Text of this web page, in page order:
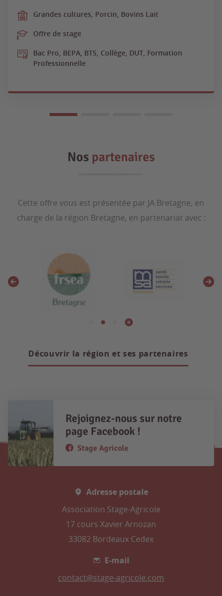
Grandes cultures, Porcin, Bovins Lait
Offre de stage
Bac Pro, BEPA, BTS, Collège, DUT, Formation
Professionnelle
Nos partenaires
Cette offre vous est présentée par JA Bretagne, en
charge de la région Bretagne, en partenariat avec :
Découvrir la région et ses partenaires
Rejoignez-nous sur notre
page Facebook !
Stage Agricole
Adresse postale
Association Stage-Agricole
17 cours Xavier Arnozan
33082 Bordeaux Cedex
E-mail
contact@stage-agricole.com